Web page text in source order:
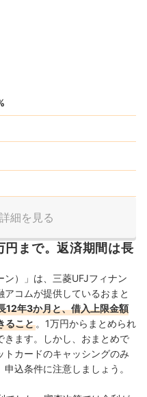
細を見る
まで。返済期間は長
ン）」は、三菱UFJフィナン
コムが提供しているおまと
12年3か月と、借入上限金額
ること 。1万円からまとめられ
きます。しかし、おまとめで
トカードのキャッシングのみ
込条件に注意しましょう。